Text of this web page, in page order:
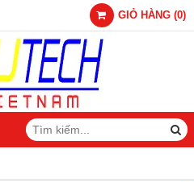
GIỎ HÀNG (0)